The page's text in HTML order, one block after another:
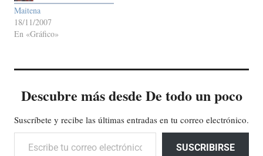
Maitena
18/11/2007
En «Gráfico»
Descubre más desde De todo un poco
Suscríbete y recibe las últimas entradas en tu correo electrónico.
Escribe tu correo electrónico…
SUSCRIBIRSE